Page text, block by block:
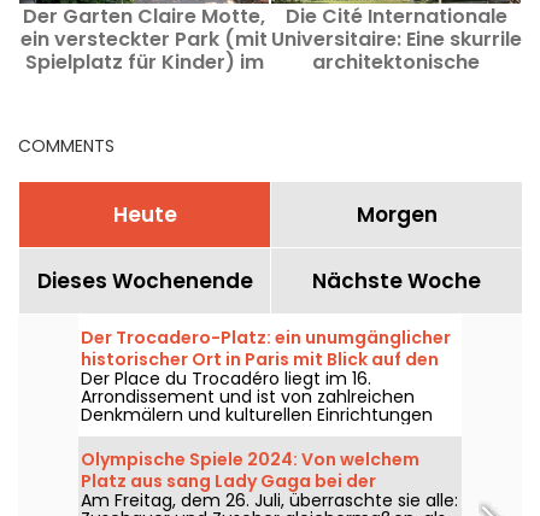
Der Garten Claire Motte,
ein versteckter Park (mit
Spielplatz für Kinder) im
Die Cité Internationale
Universitaire: Eine skurrile
architektonische
COMMENTS
Heute Morgen
Dieses Wochenende Nächste Woche
Der Trocadero-Platz: ein unumgänglicher
historischer Ort in Paris mit Blick auf den
Eiffelturm
Der Place du Trocadéro liegt im 16.
Arrondissement und ist von zahlreichen
Denkmälern und kulturellen Einrichtungen
gesäumt. Er zieht sowohl Touristen als auch
alteingesessene Pariser an, da er einen
atemberaubenden Blick auf den Eiffelturm
bietet.
Olympische Spiele 2024: Von welchem
Platz aus sang Lady Gaga bei der
Eröffnungsfeier?
Am Freitag, dem 26. Juli, überraschte sie alle: